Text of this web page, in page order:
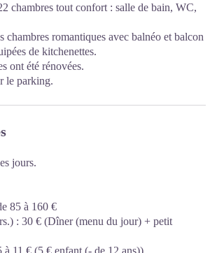
chambres tout confort : salle de bain, WC,
chambres romantiques avec balnéo et balcon
de kitchenettes.
ont été rénovées.
le parking.
jours.
85 à 160 €
: 30 € (Dîner (menu du jour) + petit
à 11 € (5 € enfant (- de 12 ans))